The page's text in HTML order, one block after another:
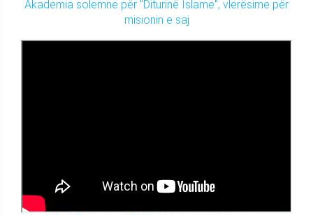
Akademia solemne për "Diturinë Islame", vlerësime për
misionin e saj